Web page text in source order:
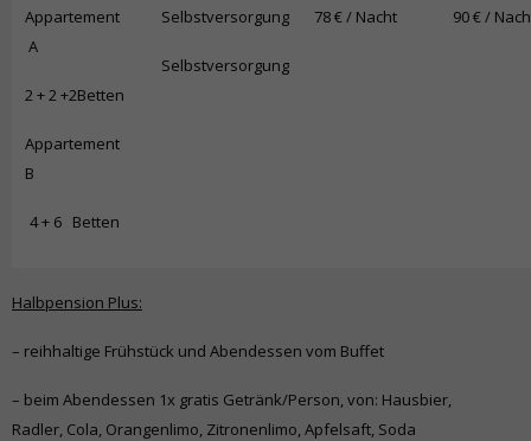
Appartement
A
2 + 2 +2Betten
Appartement
B
4 + 6 Betten
Selbstversorgung
Selbstversorgung
78 € / Nacht 90 € /
Halbpension Plus:
– reihhaltige Frühstück und Abendessen vom Buffet
– beim Abendessen 1x gratis Getränk/Person, von: Hausbier,
Radler, Cola, Orangenlimo, Zitronenlimo, Apfelsaft, Soda